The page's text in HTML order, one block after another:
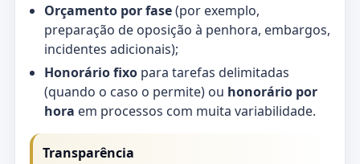
Orçamento por fase(por exemplo,
preparação de oposição à penhora, embargos,
incidentes adicionais);
Honorário fixopara tarefas delimitadas
(quando o caso o permite) ou honorário por
hora em processos com muita variabilidade.
Transparência